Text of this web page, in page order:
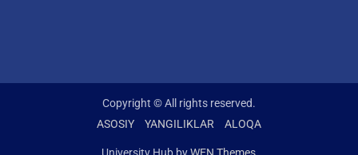
Copyright © All rights reserved.
ASOSIY
YANGILIKLAR ALOQA